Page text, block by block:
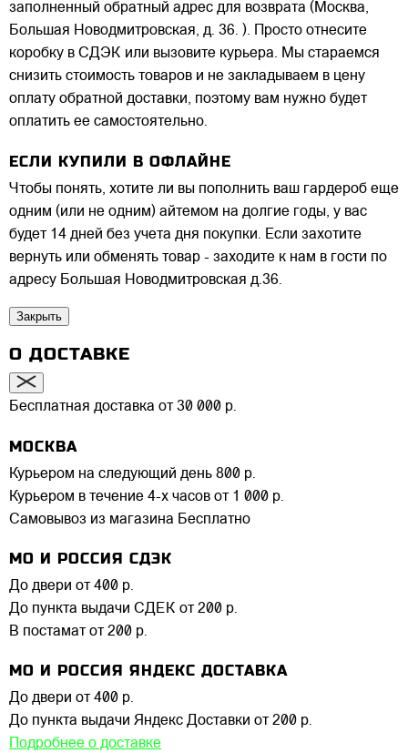
заполненный обратный адрес для возврата (Москва,
Большая Новодмитровская, д. 36. ). Просто отнесите
коробку в СДЭК или вызовите курьера. Мы стараемся
снизить стоимость товаров и не закладываем в цену
оплату обратной доставки, поэтому вам нужно будет
оплатить ее самостоятельно.
ЕСЛИ КУПИЛИ В ОФЛАЙНЕ
Чтобы понять, хотите ли вы пополнить ваш гардероб еще
одним (или не одним) айтемом на долгие годы, у вас
будет 14 дней без учета дня покупки. Если захотите
вернуть или обменять товар - заходите к нам в гости по
адресу Большая Новодмитровская д.36.
Закрыть
О ДОСТАВКЕ
Бесплатная доставка от 30 000 р.
МОСКВА
Курьером на следующий день 800 р.
Курьером в течение 4-х часов от 1 000 р.
Самовывоз из магазина Бесплатно
МО И РОССИЯ СДЭК
До двери от 400 р.
До пункта выдачи СДЕК от 200 р.
В постамат от 200 р.
МО И РОССИЯ ЯНДЕКС ДОСТАВКА
До двери от 400 р.
До пункта выдачи Яндекс Доставки от 200 р.
Подробнее о доставке